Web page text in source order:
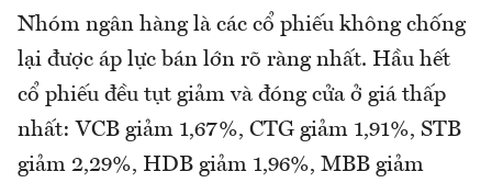
Nhóm ngân hàng là các cổ phiếu không chống
lại được áp lực bán lớn rõ ràng nhất. Hầu hết
cổ phiếu đều tụt giảm và đóng cửa ở giá thấp
nhất: VCB giảm 1,67%, CTG giảm 1,91%, STB
giảm 2,29%, HDB giảm 1,96%, MBB giảm